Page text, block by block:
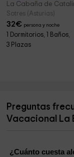
La Cabaña de
Sotres (Asturias)
32€ persona y noche
1 Dormitorios, 1 Baños,
3 Plazas
Preguntas
Vacacional La
¿Cuánto cuesta